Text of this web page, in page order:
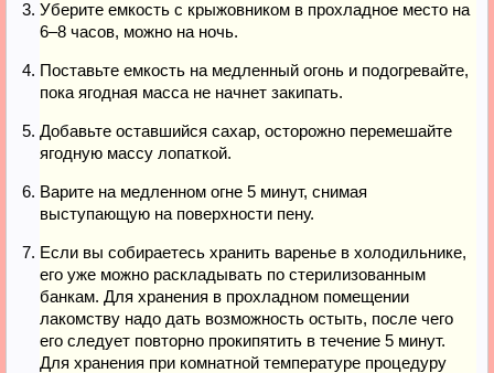
Уберите емкость с крыжовником в прохладное место на
6–8 часов, можно на ночь.
Поставьте емкость на медленный огонь и подогревайте,
пока ягодная масса не начнет закипать.
Добавьте оставшийся сахар, осторожно перемешайте
ягодную массу лопаткой.
Варите на медленном огне 5 минут, снимая
выступающую на поверхности пену.
Если вы собираетесь хранить варенье в холодильнике,
его уже можно раскладывать по стерилизованным
банкам. Для хранения в прохладном помещении
лакомству надо дать возможность остыть, после чего
его следует повторно прокипятить в течение 5 минут.
Для хранения при комнатной температуре процедуру